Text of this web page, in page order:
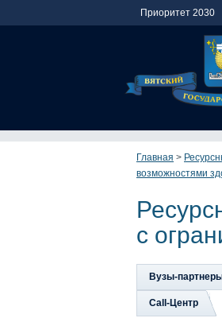
Приоритет 2030
Главная >
возможностями
с
Вузы-
Сall-Центр